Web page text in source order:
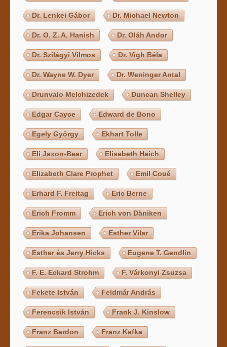
Dr. Lenkei Gábor Dr. Michael Newton
Dr. O. Z. A. Hanish Dr. Oláh Andor
Dr. Szilágyi Vilmos Dr. Vígh Béla
Dr. Wayne W. Dyer Dr. Weninger Antal
Drunvalo Melchizedek Duncan Shelley
Edgar Cayce Edward de Bono
Egely György Ekhart Tolle
Eli Jaxon-Bear Elisabeth Haich
Elizabeth Clare Prophet Emil Coué
Erhard F. Freitag Eric Berne
Erich Fromm Erich von Däniken
Erika Johansen Esther Vilar
Esther és Jerry Hicks Eugene T. Gendlin
F. E. Eckard Strohm F. Várkonyi Zsuzsa
Fekete István Feldmár András
Ferencsik István Frank J. Kinslow
Franz Bardon Franz Kafka